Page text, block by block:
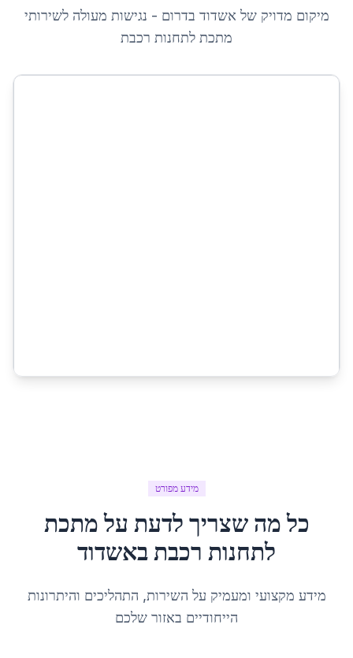
מיקום מדויק של אשדוד בדרום - נגישות מעולה לשירותי
מתכת לתחנות רכבת
מידע מפורט
כל מה שצריך לדעת עלמתכת
לתחנות רכבת באשדוד
מידע מקצועי ומעמיק על השירות, התהליכים והיתרונות
הייחודיים באזור שלכם